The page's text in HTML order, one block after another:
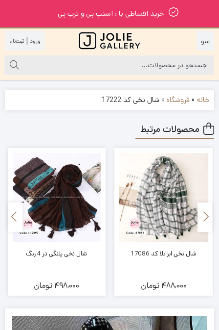
خرید اقساطی با : اسنپ پی و ترب پی
|
خانه »فروشگاه »شال نخی کد 17222
محصولات مرتبط
شال نخی ایزابلا کد 17086
488,000 تومان
شال نخی پلنگی در 4 رنگ
498,000 تومان